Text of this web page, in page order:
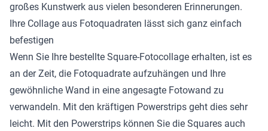
großes Kunstwerk aus vielen besonderen Erinnerungen.
Ihre Collage aus Fotoquadraten lässt sich ganz einfach
befestigen
Wenn Sie Ihre bestellte Square-Fotocollage erhalten, ist es
an der Zeit, die Fotoquadrate aufzuhängen und Ihre
gewöhnliche Wand in eine angesagte Fotowand zu
verwandeln. Mit den kräftigen Powerstrips geht dies sehr
leicht. Mit den Powerstrips können Sie die Squares auch